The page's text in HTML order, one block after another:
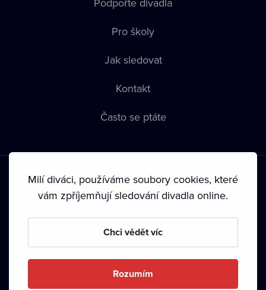
Pro školy
Jak sledovat
Kontakt
Často se ptáte
Podmínky používání • Ochrana soukromí • Zásady používání
• Autorská práva•
Milí diváci, používáme soubory cookies, které
vám zpříjemňují sledování divadla online.
Chci vědět víc
Rozumím